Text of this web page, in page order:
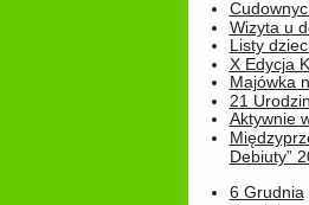
Wizyta u
Listy
X Edycja
Majówka
21
Aktywnie
Debiuty”
6 Grudnia